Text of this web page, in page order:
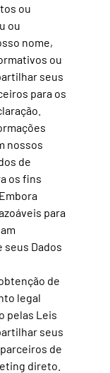
ou
ou
nome,
ou
seus
para os
nossos
de
os fins
para
seus Dados
de
legal
pelas Leis
seus
de
direto.